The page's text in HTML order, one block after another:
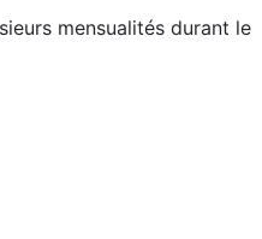
mensualités durant le